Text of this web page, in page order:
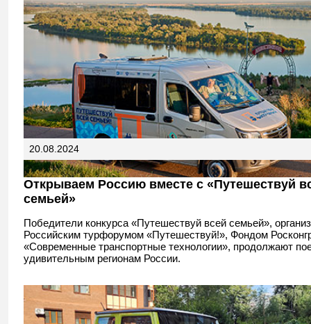
20.08.2024
Открываем Россию вместе с «Путешествуй
семьей»
Победители конкурса «Путешествуй всей семьей»,
Российским турфорумом «Путешествуй!», Фондом
«Современные транспортные технологии», продолжают
удивительным регионам России.